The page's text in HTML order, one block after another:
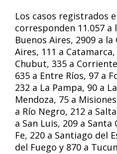
Los casos registrados
corresponden 11.057 a
Buenos Aires, 2909 a
Aires, 111 a
Chubut, 335 a
635 a Entre Ríos, 97 a
232 a La Pampa, 90 a
Mendoza, 75 a
a Río Negro, 212 a
a San Luis, 209 a Santa
Fe, 220 a Santiago del
del Fuego y 870 a